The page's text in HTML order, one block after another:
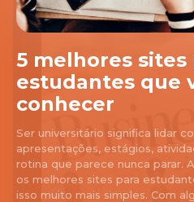
5 melhores sites
estudantes que
conhecer
Ser universitário significa lidar
apresentações, estágios,
rotina que parece nunca parar.
os melhores sites para
isso muito mais simples. Com